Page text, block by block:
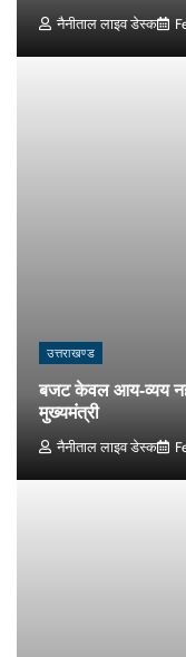
नैनीताल लाइव डेस्क
उत्तराखण्ड
बजट केवल आय-व्यय
मुख्यमंत्री
नैनीताल लाइव डेस्क